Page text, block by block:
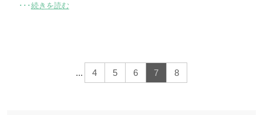
･･･ 続きを読む
... 4 5 6 7 8